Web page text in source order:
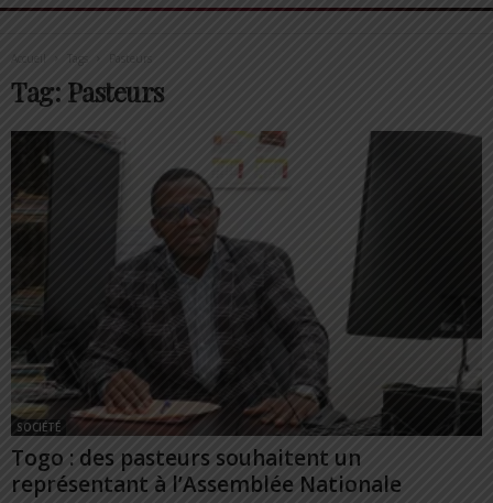
Tags
Tag: Pasteurs
SOCIÉTÉ
Togo : des pasteurs souhaitent un
représentant à l’Assemblée Nationale